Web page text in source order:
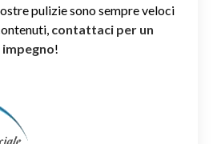
pulizie sono sempre veloci
contattaci per un
!